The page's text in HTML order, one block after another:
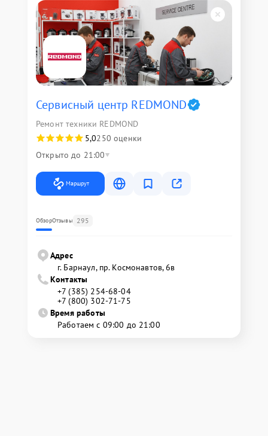
Сервисный центр REDMOND
Ремонт техники REDMOND
5,0250 оценки
Открыто до 21:00
Маршрут
ОбзорОтзывы 295
Адрес
г. Барнаул, ​пр. Космонавтов, 6в
Контакты
+7 (385) 254-68-04
+7 (800) 302-71-75
Время работы
Работаем с 09:00 до 21:00